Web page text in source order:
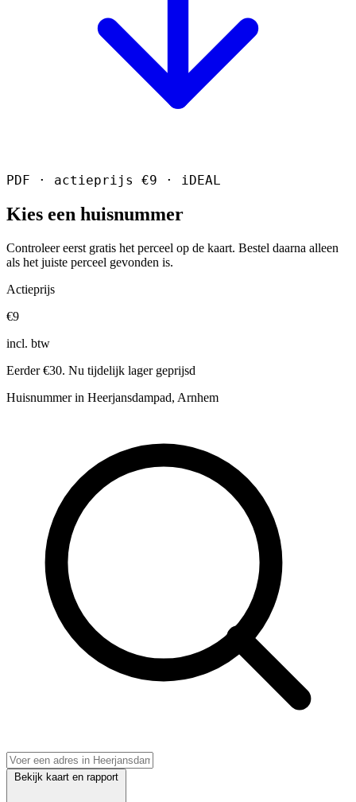
PDF · actieprijs €9 · iDEAL
Kies een huisnummer
Controleer eerst gratis het perceel op de kaart. Bestel daarna alleen
als het juiste perceel gevonden is.
Actieprijs
€9
incl. btw
Eerder €30. Nu tijdelijk lager geprijsd
Huisnummer in Heerjansdampad, Arnhem
Bekijk kaart en rapport